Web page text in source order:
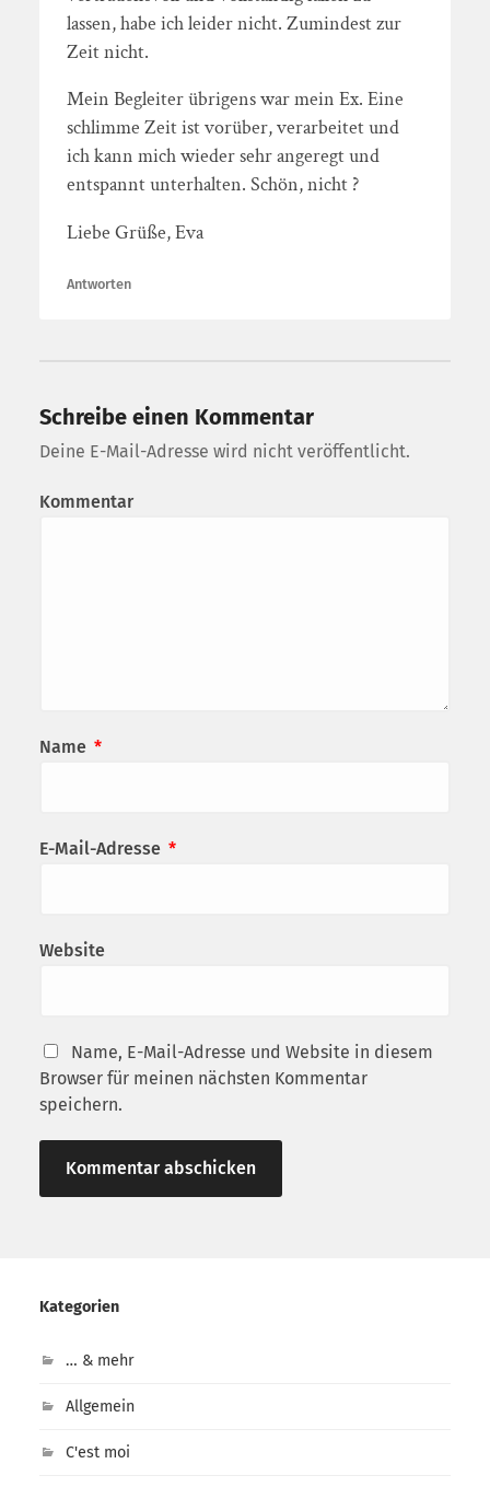
lassen, habe ich leider nicht. Zumindest zur
Zeit nicht.
Mein Begleiter übrigens war mein Ex. Eine
schlimme Zeit ist vorüber, verarbeitet und
ich kann mich wieder sehr angeregt und
entspannt unterhalten. Schön, nicht ?
Liebe Grüße, Eva
Antworten
Schreibe einen Kommentar
Deine E-Mail-Adresse wird nicht veröffentlicht.
Kommentar
Name *
E-Mail-Adresse *
Website
Name, E-Mail-Adresse und Website in diesem
Browser für meinen nächsten Kommentar
speichern.
Kategorien
… & mehr
Allgemein
C'est moi